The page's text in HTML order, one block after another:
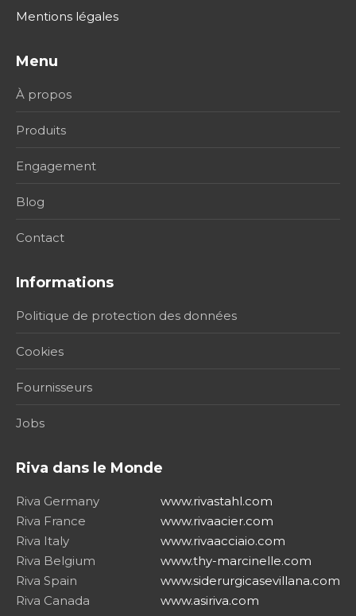
Mentions légales
Menu
À propos
Produits
Engagement
Blog
Contact
Informations
Politique de protection des données
Cookies
Fournisseurs
Jobs
Riva dans le Monde
Riva Germany
www.rivastahl.com
Riva France
www.rivaacier.com
Riva Italy
www.rivaacciaio.com
Riva Belgium
www.thy-marcinelle.com
Riva Spain
www.siderurgicasevillana.com
Riva Canada
www.asiriva.com